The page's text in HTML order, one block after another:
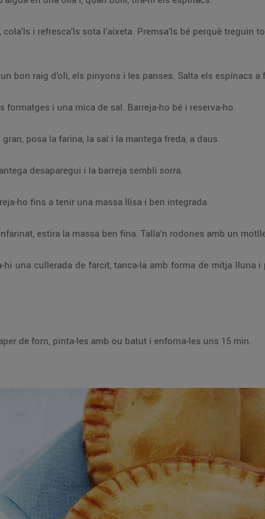
bé perquè treguin tota l’aigua i talla’ls amb unes tisores escolares o un ganivet
En una paella gran, posa un bon raig d’oli, els pinyons i les
Fora del foc, afegeix-hi els formatges i una mica de sal. Barreja-ho bé i reserva-ho.
Per a la massa: en un bol gran, posa la farina, la sal i la mantega freda, a daus.
Amassa-ho fins que la mantega desaparegui i la barreja sembli sorra.
Afegeix-hi l’ou batut i barreja-ho fins a tenir una massa llisa i ben integrada.
amb forma de mitja lluna i prem-ne les vores amb una forquilla perquè no s’escapi el
Posa les crestes sobre paper de forn, pinta-les amb ou batut i enforna-les uns 15 min.